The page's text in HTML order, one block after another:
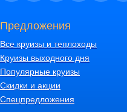
Предложения
Все круизы и теплоходы
Круизы выходного дня
Популярные круизы
Скидки и акции
Спецпредложения